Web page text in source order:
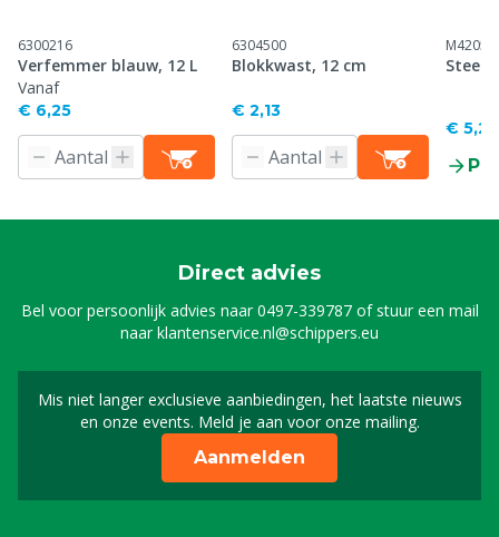
6300216
Verfemmer blauw, 12 L
Vanaf
€ 6,25
6304500
Blokkwast, 12 cm
€ 2,13
Steel
€ 5,20
Direct advies
Bel voor persoonlijk advies naar0497-339787of stuur een mail
naarklantenservice.nl@schippers.eu
Mis niet langer exclusieve aanbiedingen, het laatste nieuws
en onze events. Meld je aan voor onze mailing.
Schrijf je in voor onze
Aanmelden